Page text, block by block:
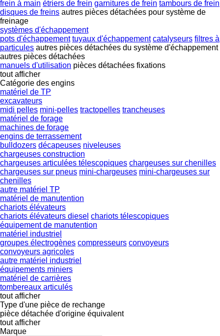
frein à main étriers de frein garnitures de frein tambours de frein
disques de freins autres pièces détachées pour système de
freinage
systèmes d'échappement
pots d'échappement tuyaux d'échappement catalyseurs filtres à
particules autres pièces détachées du système d'échappement
autres pièces détachées
manuels d'utilisation pièces détachées fixations
tout afficher
Catégorie des engins
matériel de TP
excavateurs
midi pelles mini-pelles tractopelles trancheuses
matériel de forage
machines de forage
engins de terrassement
bulldozers décapeuses niveleuses
chargeuses construction
chargeuses articulées télescopiques chargeuses sur chenilles
chargeuses sur pneus mini-chargeuses mini-chargeuses sur
chenilles
autre matériel TP
matériel de manutention
chariots élévateurs
chariots élévateurs diesel chariots télescopiques
équipement de manutention
matériel industriel
groupes électrogènes compresseurs convoyeurs
convoyeurs agricoles
autre matériel industriel
équipements miniers
matériel de carrières
tombereaux articulés
tout afficher
Type d'une pièce de rechange
pièce détachée d'origine équivalent
tout afficher
Marque